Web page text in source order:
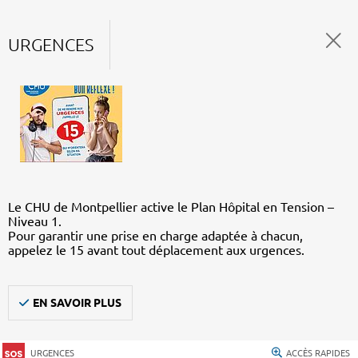
URGENCES
Le CHU de Montpellier active le Plan Hôpital en Tension –
Niveau 1.
Pour garantir une prise en charge adaptée à chacun,
appelez le 15 avant tout déplacement aux urgences.
EN SAVOIR PLUS
URGENCES ACCÈS RAPIDES